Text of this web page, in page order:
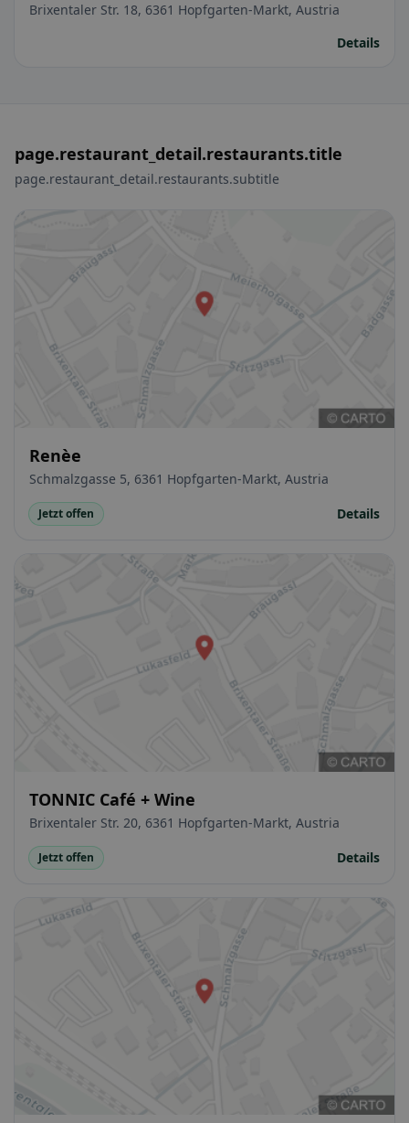
Brixentaler Str. 18, 6361 Hopfgarten-Markt, Austria
Details
page.restaurant_detail.restaurants.title
page.restaurant_detail.restaurants.subtitle
Renèe
Schmalzgasse 5, 6361 Hopfgarten-Markt, Austria
Jetzt offen Details
TONNIC Café + Wine
Brixentaler Str. 20, 6361 Hopfgarten-Markt, Austria
Jetzt offen Details